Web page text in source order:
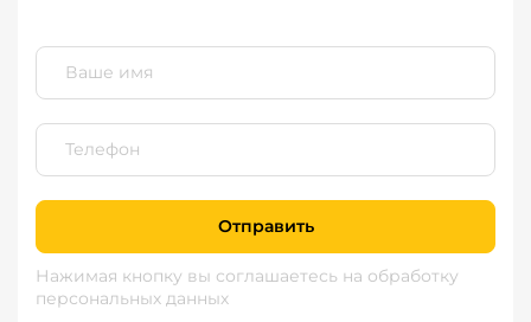
Отправить
Нажимая кнопку вы соглашаетесь на обработку
персональных данных